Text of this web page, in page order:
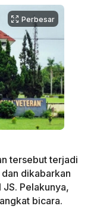
Perbesar
tersebut terjadi
dan dikabarkan
Pelakunya,
bicara.